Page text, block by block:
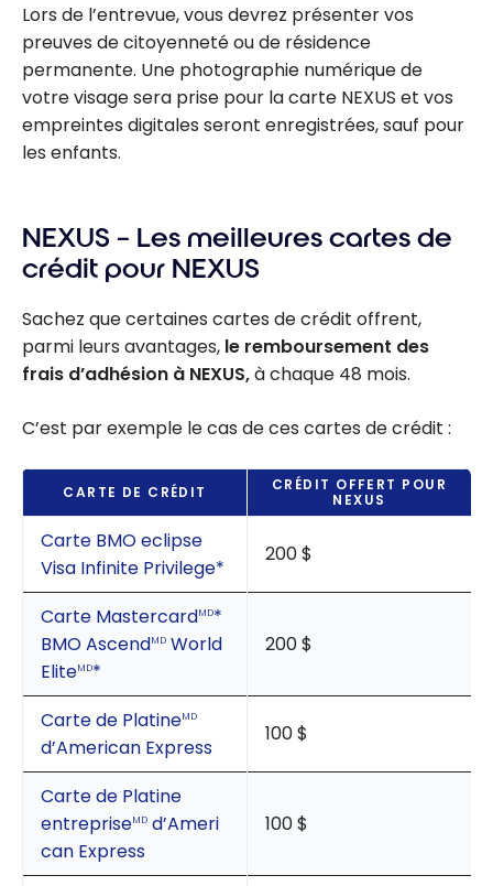
Lors de l’entrevue, vous devrez présenter vos
preuves de citoyenneté ou de résidence
permanente. Une photographie numérique de
votre visage sera prise pour la carte NEXUS et vos
empreintes digitales seront enregistrées, sauf pour
les enfants.
NEXUS – Les meilleures cartes de
crédit pour NEXUS
Sachez que certaines cartes de crédit offrent,
parmi leurs avantages, le remboursement des
frais d’adhésion à NEXUS,à chaque 48 mois.
C’est par exemple le cas de ces cartes de crédit :
CARTE DE CRÉDIT
CRÉDIT OFFERT POUR
NEXUS
Carte BMO eclipse
Visa Infinite Privilege*
200 $
Carte MastercardMD*
BMO AscendMD World
EliteMD*
200 $
Carte de PlatineMD
d’American Express
100 $
Carte de Platine
entrepriseMD d’Ameri
can Express
100 $